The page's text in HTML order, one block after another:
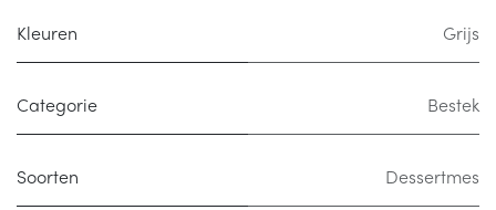
Kleuren Grijs
Categorie Bestek
Soorten Dessertmes